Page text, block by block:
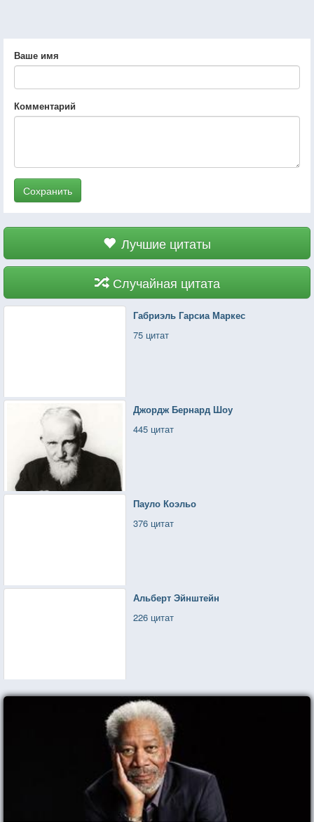
Ваше имя
Комментарий
Сохранить
Лучшие цитаты
Случайная цитата
Габриэль Гарсиа Маркес
75 цитат
Джордж Бернард Шоу
445 цитат
Пауло Коэльо
376 цитат
Альберт Эйнштейн
226 цитат